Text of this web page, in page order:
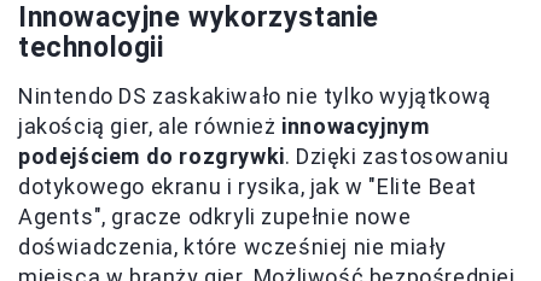
Innowacyjne wykorzystanie
technologii
Nintendo DS zaskakiwało nie tylko wyjątkową
jakością gier, ale również innowacyjnym
podejściem do rozgrywki. Dzięki zastosowaniu
dotykowego ekranu i rysika, jak w "Elite Beat
Agents", gracze odkryli zupełnie nowe
doświadczenia, które wcześniej nie miały